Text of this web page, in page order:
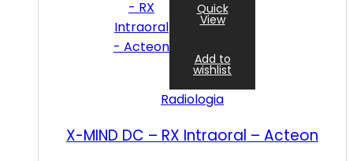
Quick
View
Add to
wishlist
Radiologia
X-MIND DC – RX Intraoral – Acteon